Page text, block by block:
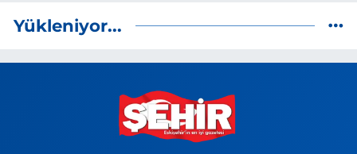
Yükleniyor...